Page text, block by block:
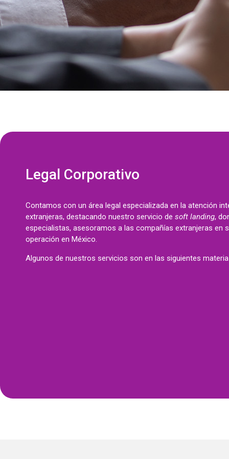
Legal Corporativo
Contamos con un área legal especializada en la atención
extranjeras, destacando nuestro servicio de soft landing,
especialistas, asesoramos a las compañías extranjeras en
operación en México.
Algunos de nuestros servicios son en las siguientes